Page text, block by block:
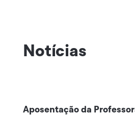
Notícias
Aposentação da